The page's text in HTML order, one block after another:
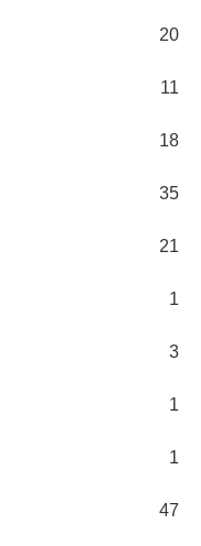
20
11
18
35
21
1
3
1
1
47